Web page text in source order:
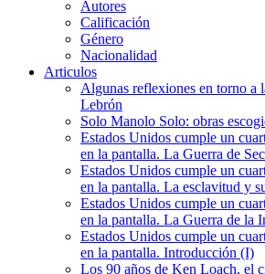
Autores
Calificación
Género
Nacionalidad
Articulos
Algunas reflexiones en torno a
Lebrón
Solo Manolo Solo: obras
Estados Unidos cumple un
en la pantalla. La Guerra de
Estados Unidos cumple un
en la pantalla. La esclavitud y
Estados Unidos cumple un
en la pantalla. La Guerra de la
Estados Unidos cumple un
en la pantalla. Introducción (I)
Los 90 años de Ken Loach, el